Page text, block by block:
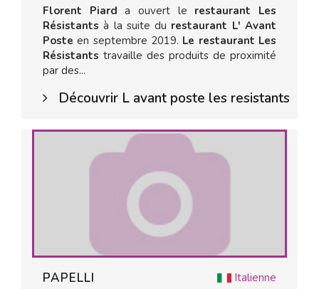
Florent Piard a ouvert le restaurant Les
Résistants à la suite du restaurant L' Avant
Posteen septembre 2019. Le restaurant Les
Résistants travaille des produits de proximité
par des...
Découvrir L avant poste les resistants
Italienne
PAPELLI